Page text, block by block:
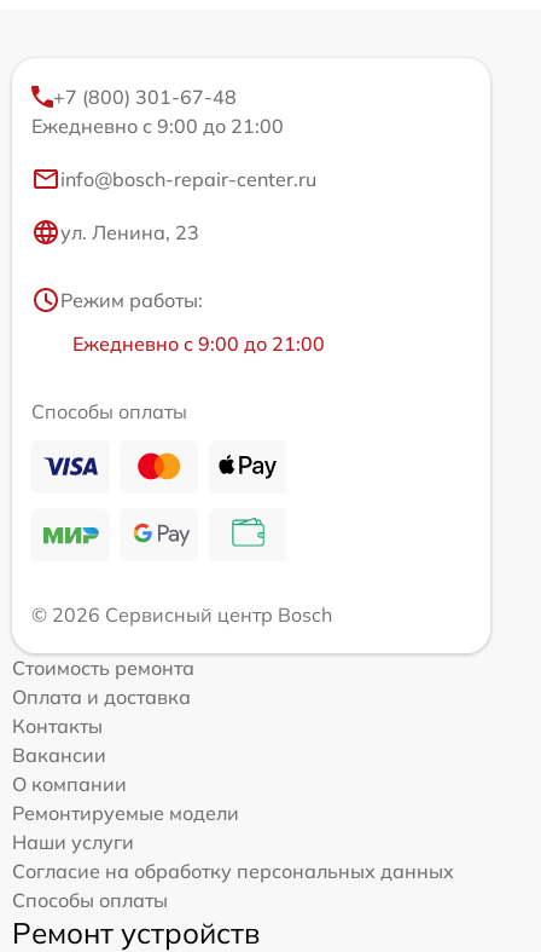
+7 (800) 301-67-48
Ежедневно с 9:00 до 21:00
info@bosch-repair-center.ru
ул. Ленина, 23
Режим работы:
Ежедневно с 9:00 до 21:00
Способы оплаты
© 2026 Сервисный центр Bosch
Стоимость ремонта
Оплата и доставка
Контакты
Вакансии
О компании
Ремонтируемые модели
Наши услуги
Согласие на обработку персональных данных
Способы оплаты
Ремонт устройств